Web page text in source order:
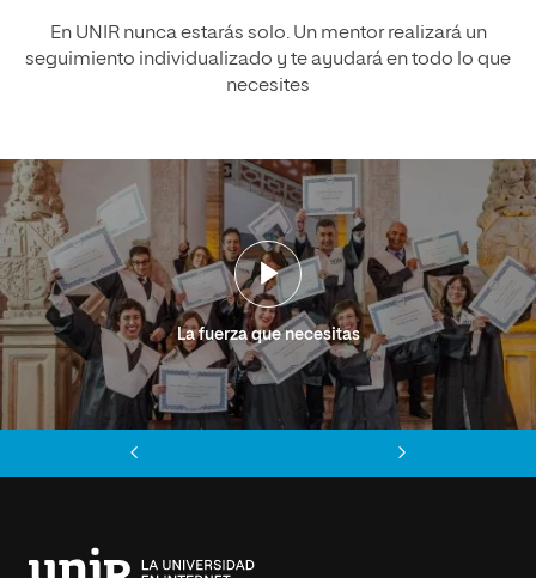
En UNIR nunca estarás solo. Un mentor realizará un
seguimiento individualizado y te ayudará en todo lo que
necesites
La fuerza que necesitas